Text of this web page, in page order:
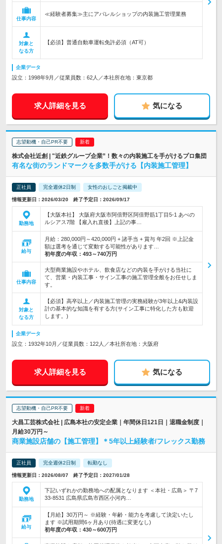
仕事内容
≪経験者募集≫主にアパレルショップの内装施工管理業務
対象と
なる方
【必須】普通自動車運転免許必須（AT可）
企業データ
設立：1998年9月／従業員数：62人／本社所在地：東京都
求人詳細を見る 気になる
志望動機・自己PR不要
株式会社近創 | "近鉄グループ企業”！数々の内装施工を手がけるプロ集団
有名な街のランドマークを多数手がける【内装施工管理】
正社員 完全週休2日制 女性のおしごと掲載中
情報更新日：2026/03/20 終了予定日：2026/09/17
勤務地
【大阪本社】 大阪府大阪市阿倍野区阿倍野筋1丁目5-1 あべの
ルシアス7階 【雇入れ直後】上記の事…
給与
月給：280,000円～420,000円 + 諸手当 + 賞与 年2回 ※上記金
額は選考を通じて変動する可能性があります…
初年度の年収： 493～740万円
仕事内容
大型商業施設やホテル、飲食店などの内装を手がける当社に
て、営業・内装工事・サイン工事の施工管理全般をお任せしま
す。
対象と
なる方
【必須】高卒以上／内装施工管理の実務経験が3年以上&内装設
計の基本的な知識を有する方(サイン工事に特化した方も歓迎
します。)
企業データ
設立：1932年10月／従業員数：122人／本社所在地：大阪府
求人詳細を見る 気になる
志望動機・自己PR不要
大昌工芸株式会社 | 広島本社の安定企業｜年間休日121日｜退職金制度｜
月給30万円～
商業施設店舗の【施工管理】＊5年以上経験者/フレックス勤務
正社員 完全週休2日制 転勤なし
情報更新日：2026/08/07 終了予定日：2027/01/28
勤務地
下記いずれかの勤務地への配属となります ＜本社・広島＞ 〒7
33-8531 広島県広島市西区小河内…
給与
【月給】30万円～ ※経験・年齢・能力を考慮して決定いたし
ます ※試用期間6ヶ月あり(待遇に変更なし)
初年度の年収： 430～600万円